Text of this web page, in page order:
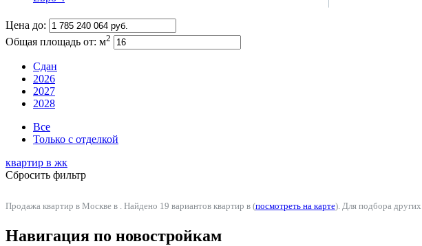
Цена до:
Общая площадь от: м2
Сдан
2026
2027
2028
Все
Только с отделкой
квартир в жк
Сбросить фильтр
Продажа квартир в Москве в . Найдено 19 вариантов квартир в (посмотреть на карте). Для подбора
Навигация по новостройкам